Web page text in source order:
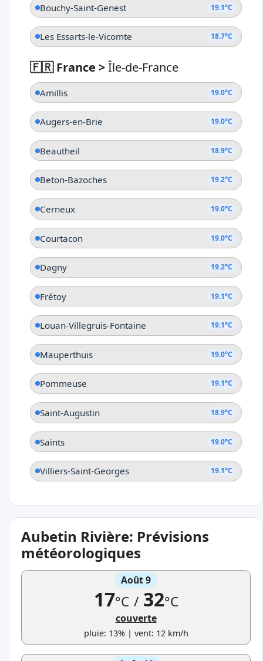
Bouchy-Saint-Genest 19.1°C
Les Essarts-le-Vicomte 18.7°C
🇫🇷 France >Île-de-France
Amillis 19.0°C
Augers-en-Brie 19.0°C
Beautheil 18.9°C
Beton-Bazoches 19.2°C
Cerneux 19.0°C
Courtacon 19.0°C
Dagny 19.2°C
Frétoy 19.1°C
Louan-Villegruis-Fontaine 19.1°C
Mauperthuis 19.0°C
Pommeuse 19.1°C
Saint-Augustin 18.9°C
Saints 19.0°C
Villiers-Saint-Georges 19.1°C
Aubetin Rivière: Prévisions
météorologiques
Août 9
17°C /32°C
couverte
pluie: 13% | vent: 12 km/h